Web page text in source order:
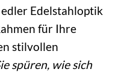
edler Edelstahloptik
für Ihre
stilvollen
spüren, wie sich